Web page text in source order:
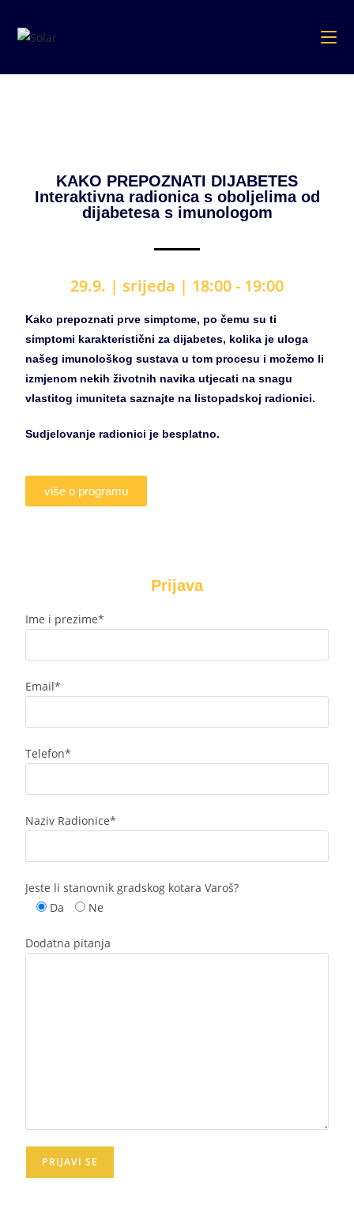
KAKO PREPOZNATI DIJABETES
Interaktivna radionica s oboljelima od
dijabetesa s imunologom
29.9. | srijeda | 18:00 - 19:00
Kako prepoznati prve simptome, po čemu su ti
simptomi karakteristični za dijabetes, kolika je uloga
našeg imunološkog sustava u tom procesu i možemo li
izmjenom nekih životnih navika utjecati na snagu
vlastitog imuniteta saznajte na listopadskoj radionici.
Sudjelovanje radionici je besplatno.
više o programu
Prijava
Ime i prezime*
Email*
Telefon*
Naziv Radionice*
Jeste li stanovnik gradskog kotara Varoš?
Da
Ne
Dodatna pitanja